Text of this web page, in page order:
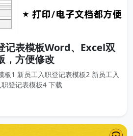
记表模板Word、Excel双
，方便修改
板1 新员工入职登记表模板2 新员工入
登记表模板4 下载